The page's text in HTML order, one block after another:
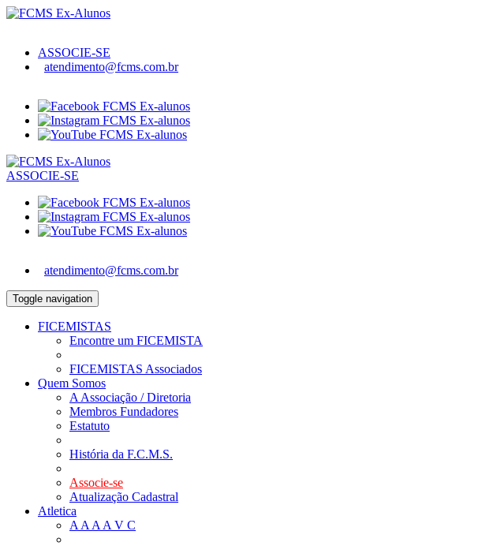
ASSOCIE-SE
atendimento@fcms.com.br
ASSOCIE-SE
atendimento@fcms.com.br
Toggle navigation
FICEMISTAS
Encontre um FICEMISTA
FICEMISTAS Associados
Quem Somos
A Associação / Diretoria
Membros Fundadores
Estatuto
História da F.C.M.S.
Associe-se
Atualização Cadastral
Atletica
A A A A V C